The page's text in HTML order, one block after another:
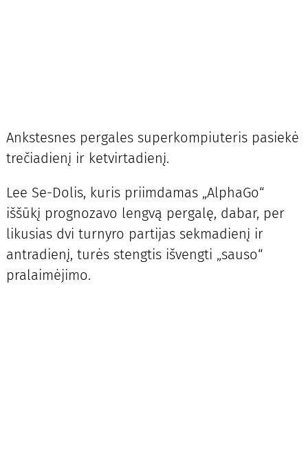
Ankstesnes pergales superkompiuteris pasiekė
trečiadienį ir ketvirtadienį.
Lee Se-Dolis, kuris priimdamas „AlphaGo“
iššūkį prognozavo lengvą pergalę, dabar, per
likusias dvi turnyro partijas sekmadienį ir
antradienį, turės stengtis išvengti „sauso“
pralaimėjimo.